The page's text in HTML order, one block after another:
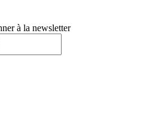
à la newsletter